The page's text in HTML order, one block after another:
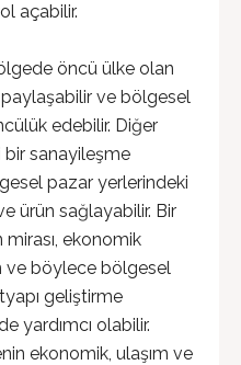
açabilir.
öncü ülke olan
ve bölgesel
edebilir. Diğer
sanayileşme
pazar yerlerindeki
ürün sağlayabilir. Bir
ekonomik
ve böylece bölgesel
geliştirme
yardımcı olabilir.
ekonomik, ulaşım ve